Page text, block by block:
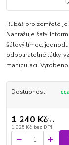
Rubáš pro zemřelé
Nahražuje šaty.
šálový límec,
odbouratelné látky,
manipulaci. Vyrobeno
Dostupnost
1 240 Kč/ks
1 025 Kč bez DPH